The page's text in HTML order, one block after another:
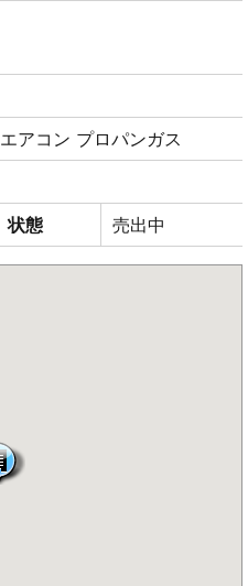
エアコン プロパンガス
状態 売出中